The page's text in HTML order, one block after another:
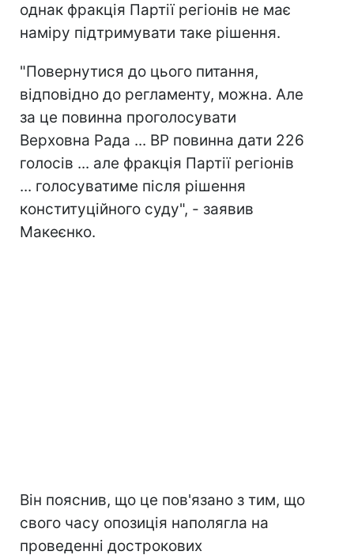
однак фракція Партії регіонів не має
наміру підтримувати таке рішення.
"Повернутися до цього питання,
відповідно до регламенту, можна. Але
за це повинна проголосувати
Верховна Рада ... ВР повинна дати 226
голосів ... але фракція Партії регіонів
... голосуватиме після рішення
конституційного суду", - заявив
Макеєнко.
Він пояснив, що це пов'язано з тим, що
свого часу опозиція наполягла на
проведенні дострокових